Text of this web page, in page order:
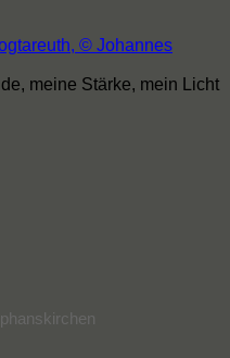
meine Stärke, mein Licht